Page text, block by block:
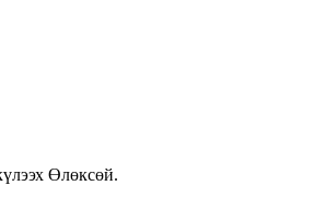
Өлөксөй.